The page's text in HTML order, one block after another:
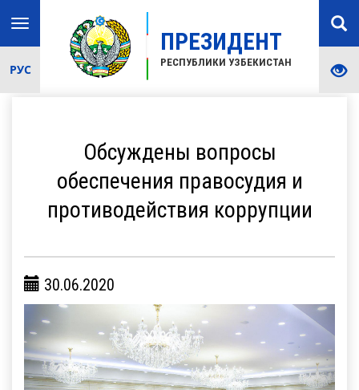
ПРЕЗИДЕНТ
РЕСПУБЛИКИ УЗБЕКИСТАН
Toggle
navigation
РУС
Обсуждены вопросы
обеспечения правосудия и
противодействия коррупции
30.06.2020